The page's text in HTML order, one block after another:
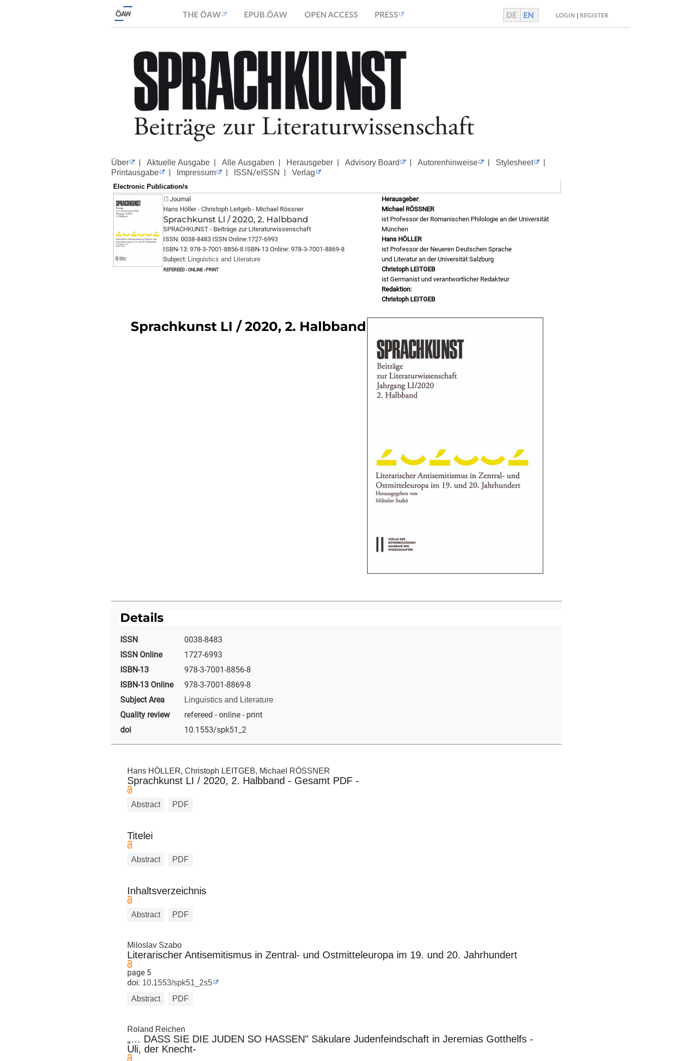
THE ÖAW EPUB.ÖAW OPEN ACCESS PRESS DE EN LOGIN REGISTER
Über | Aktuelle Ausgabe | Alle Ausgaben | Herausgeber | Advisory Board | Autorenhinweise | Stylesheet |
Printausgabe | Impressum | ISSN /eISSN | Verlag
Electronic Publication/s
Journal
Hans Höller - Christoph Leitgeb - Michael Rössner
Sprachkunst LI / 2020, 2. Halbband
SPRACHKUNST - Beiträge zur Literaturwissenschaft
ISSN: 0038-8483 ISSN Online:1727-6993
ISBN-13: 978-3-7001-8856-8 ISBN-13 Online: 978-3-7001-8869-8
Subject: Linguistics and Literature
Refereed - online - print
Herausgeber:
Michael RÖSSNER
ist Professor der Romanischen Philologie an der Universität
München
Hans HÖLLER
ist Professor der Neueren Deutschen Sprache
und Literatur an der Universität Salzburg
Christoph LEITGEB
ist Germanist und verantwortlicher Redakteur
Redaktion:
Christoph LEITGEB
Sprachkunst LI / 2020, 2. Halbband
Details
ISSN
0038-8483
ISSN Online
1727-6993
ISBN-13
978-3-7001-8856-8
ISBN-13 Online
978-3-7001-8869-8
Subject Area
Linguistics and Literature
Quality review
refereed - online - print
doi
10.1553/spk51_2
Hans HÖLLER, Christoph LEITGEB, Michael RÖSSNER
Sprachkunst LI / 2020, 2. Halbband - Gesamt PDF -
Abstract PDF
Titelei
Abstract PDF
Inhaltsverzeichnis
Abstract PDF
Miloslav Szabo
Literarischer Antisemitismus in Zentral- und Ostmitteleuropa im 19. und 20. Jahrhundert
page 5
doi: 10.1553/spk51_2s5
Abstract
PDF
Roland Reichen
„… DASS SIE DIE JUDEN SO HASSEN" Säkulare Judenfeindschaft in Jeremias Gotthelfs -
Uli, der Knecht-